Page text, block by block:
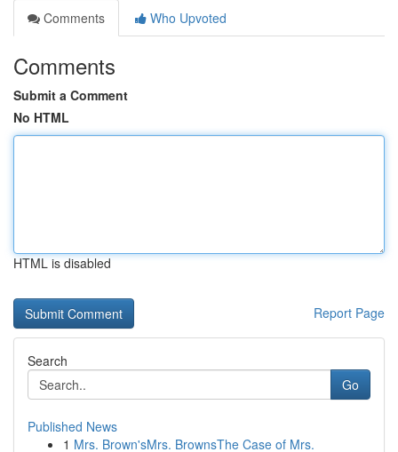
Comments
Who Upvoted
Comments
Submit a Comment
No HTML
HTML is disabled
Report Page
Search
Go
Published News
1 Mrs. Brown'sMrs. BrownsThe Case of Mrs.